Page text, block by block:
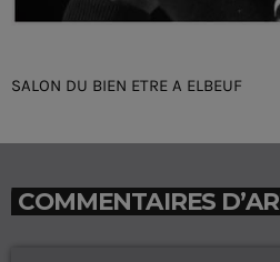
SALON DU BIEN ETRE A ELBEUF
COMMENTAIRES